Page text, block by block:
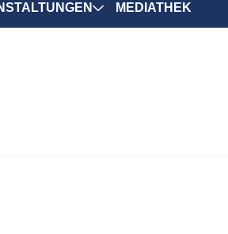
MEDIATHEK